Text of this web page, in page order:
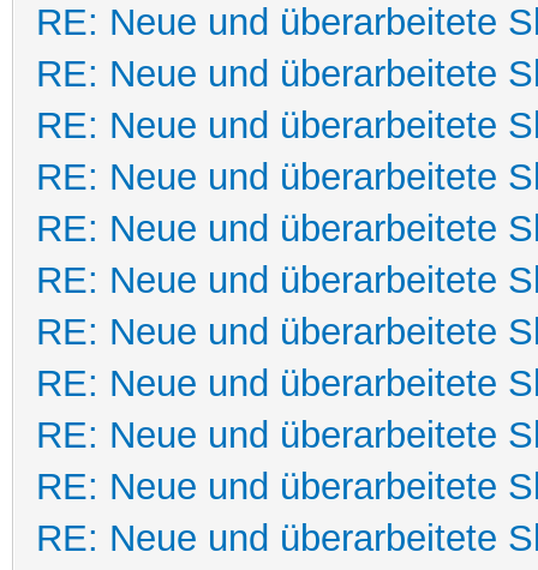
RE: Neue und überarbeitete
RE: Neue und überarbeitete
RE: Neue und überarbeitete
RE: Neue und überarbeitete
RE: Neue und überarbeitete
RE: Neue und überarbeitete
RE: Neue und überarbeitete
RE: Neue und überarbeitete
RE: Neue und überarbeitete
RE: Neue und überarbeitete
RE: Neue und überarbeitete